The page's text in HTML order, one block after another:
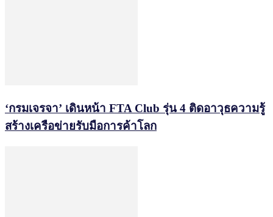
‘กรมเจรจา’ เดินหน้า FTA Club รุ่น 4 ติดอาวุธความรู้
สร้างเครือข่ายรับมือการค้าโลก